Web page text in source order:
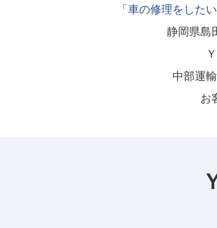
「車の修理をした
静岡県島
中部運
お